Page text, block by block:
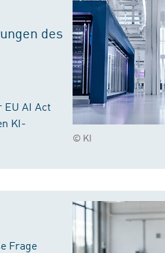
© KI
des
EU AI Act
KI-
Frage